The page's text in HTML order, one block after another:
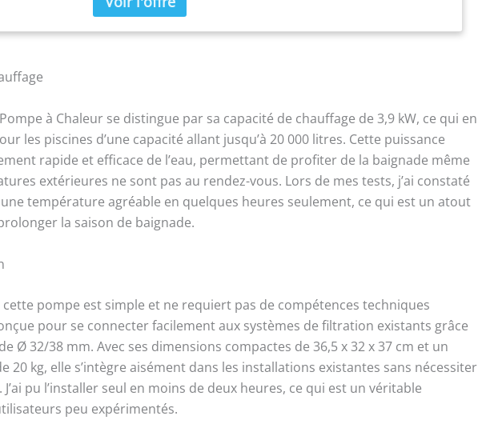
Pompe à Chaleur se distingue par sa capacité de chauffage de 3,9 kW, ce qui en
les piscines d’une capacité allant jusqu’à 20 000 litres. Cette puissance
rapide et efficace de l’eau, permettant de profiter de la baignade même
extérieures ne sont pas au rendez-vous. Lors de mes tests, j’ai constaté
température agréable en quelques heures seulement, ce qui est un atout
la saison de baignade.
cette pompe est simple et ne requiert pas de compétences techniques
pour se connecter facilement aux systèmes de filtration existants grâce
Ø 32/38 mm. Avec ses dimensions compactes de 36,5 x 32 x 37 cm et un
20 kg, elle s’intègre aisément dans les installations existantes sans nécessiter
J’ai pu l’installer seul en moins de deux heures, ce qui est un véritable
peu expérimentés.